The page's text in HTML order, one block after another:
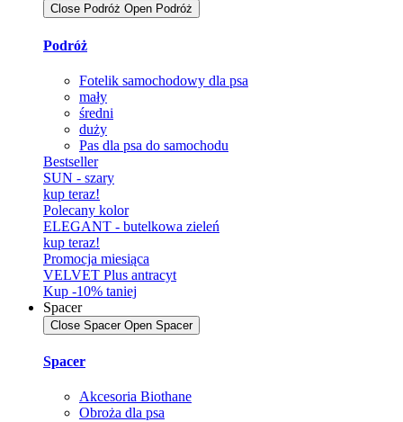
Close Podróż Open Podróż
Podróż
Fotelik samochodowy dla psa
mały
średni
duży
Pas dla psa do samochodu
Bestseller
SUN - szary
kup teraz!
Polecany kolor
ELEGANT - butelkowa zieleń
kup teraz!
Promocja miesiąca
VELVET Plus antracyt
Kup -10% taniej
Spacer
Close Spacer Open Spacer
Spacer
Akcesoria Biothane
Obroża dla psa